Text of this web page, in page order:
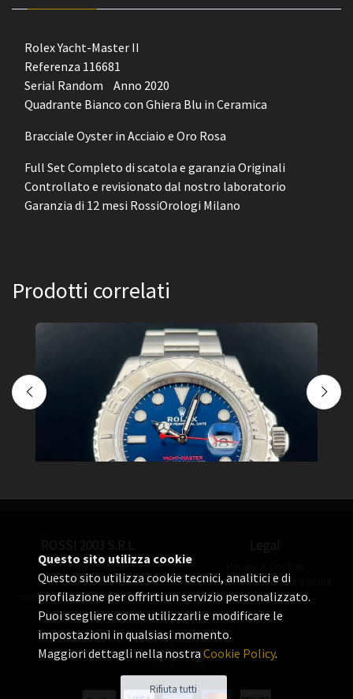
Rolex Yacht-Master II
Referenza 116681
Serial Random Anno 2020
Quadrante Bianco con Ghiera Blu in Ceramica
Bracciale Oyster in Acciaio e Oro Rosa
Full Set Completo di scatola e garanzia Originali
Controllato e revisionato dal nostro laboratorio
Garanzia di 12 mesi RossiOrologi Milano
Prodotti correlati
Yacht-Master
Rolex Yacht-Master Blu
€13000.00
ROSSI 2003 S.R.L.
P.IVA 06655560156
+39 02 3360 8378
manuel.rossi@rossiorologi.com
Legal
Termini e Condizioni di Vendita
Questo sito utilizza cookie
Questo sito utilizza cookie tecnici, analitici e di
profilazione per offrirti un servizio personalizzato.
Puoi scegliere come utilizzarli e modificare le
impostazioni in qualsiasi momento.
Maggiori dettagli nella nostraCookie Policy.
Rifiuta tutti